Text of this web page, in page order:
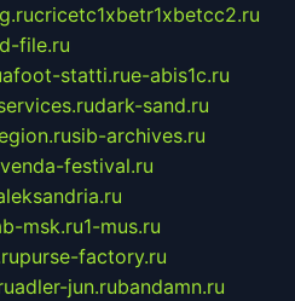
cricetc1xbetr1xbetcc2.ru
file.ru
statti.rue-abis1c.ru
dark-sand.ru
sib-archives.ru
venda-festival.ru
msk.ru1-mus.ru
purse-factory.ru
adler-jun.rubandamn.ru